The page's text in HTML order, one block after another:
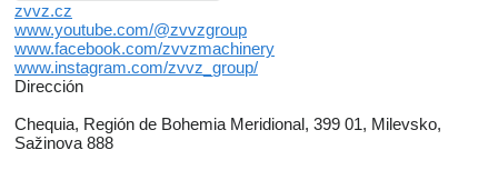
zvvz.cz
www.youtube.com/@zvvzgroup
www.facebook.com/zvvzmachinery
www.instagram.com/zvvz_group/
Dirección
Chequia, Región de Bohemia Meridional, 399 01, Milevsko,
Sažinova 888